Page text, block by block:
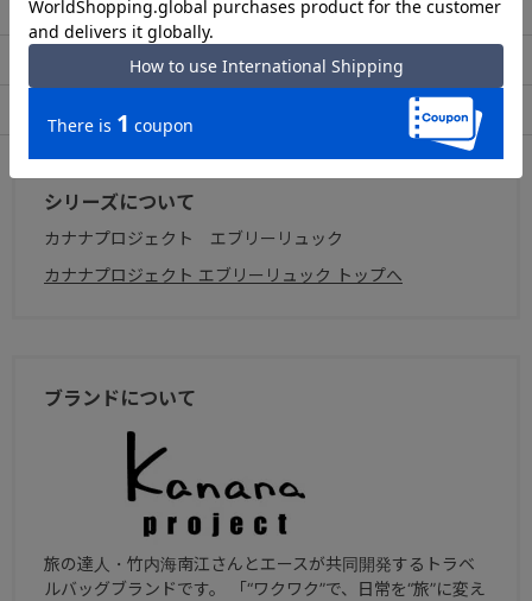
出荷・配送について 返品・交換について
シリーズについて
カナナプロジェクト エブリーリュック
カナナプロジェクト エブリーリュック トップへ
ブランドについて
旅の達人・竹内海南江さんとエースが共同開発するトラベ
ルバッグブランドです。 「“ワクワク”で、日常を“旅”に変え